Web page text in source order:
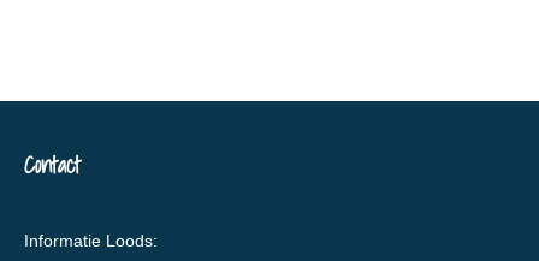
Contact
Informatie Loods: